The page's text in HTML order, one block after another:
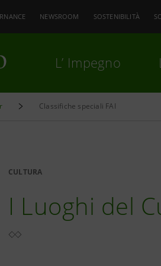
NEWSROOM SOSTENIBILITÀ
L’ Impegno
Classifiche speciali FAI
CULTURA
I Luoghi del